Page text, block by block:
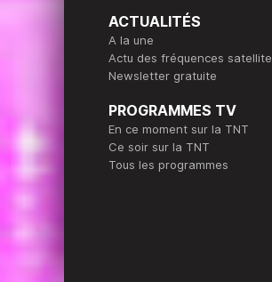
ACTUALITÉS
A la une
Actu des fréquences satellite
Newsletter gratuite
PROGRAMMES TV
En ce moment sur la TNT
Ce soir sur la TNT
Tous les programmes